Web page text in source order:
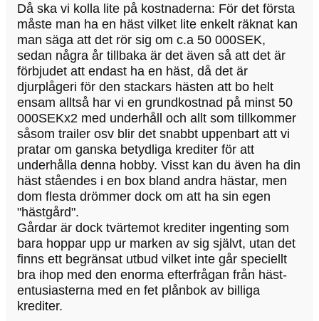
Då ska vi kolla lite på kostnaderna: För det första
måste man ha en häst vilket lite enkelt räknat kan
man säga att det rör sig om c.a 50 000SEK,
sedan några år tillbaka är det även så att det är
förbjudet att endast ha en häst, då det är
djurplågeri för den stackars hästen att bo helt
ensam alltså har vi en grundkostnad på minst 50
000SEKx2 med underhåll och allt som tillkommer
såsom trailer osv blir det snabbt uppenbart att vi
pratar om ganska betydliga krediter för att
underhålla denna hobby. Visst kan du även ha din
häst ståendes i en box bland andra hästar, men
dom flesta drömmer dock om att ha sin egen
"hästgård".
Gårdar är dock tvärtemot krediter ingenting som
bara hoppar upp ur marken av sig självt, utan det
finns ett begränsat utbud vilket inte går speciellt
bra ihop med den enorma efterfrågan från häst-
entusiasterna med en fet plånbok av billiga
krediter.